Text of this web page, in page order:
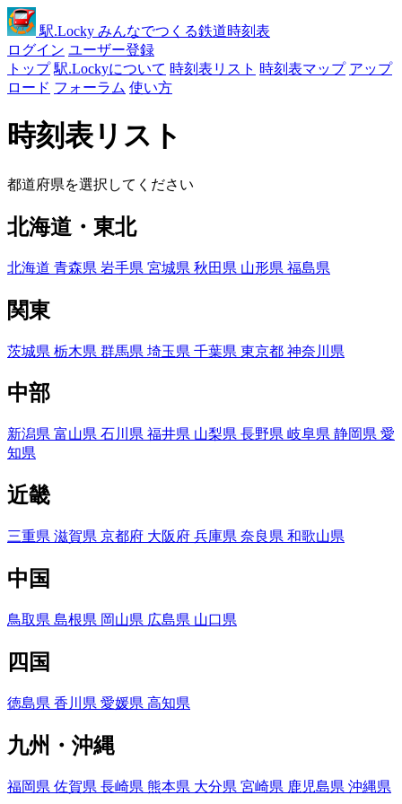
駅.Locky みんなでつくる鉄道時刻表
ログイン ユーザー登録
トップ 駅.Lockyについて 時刻表リスト 時刻表マップ アップ
ロード フォーラム 使い方
時刻表リスト
都道府県を選択してください
北海道・東北
北海道 青森県 岩手県 宮城県 秋田県 山形県 福島県
関東
茨城県 栃木県 群馬県 埼玉県 千葉県 東京都 神奈川県
中部
新潟県 富山県 石川県 福井県 山梨県 長野県 岐阜県 静岡県 愛
知県
近畿
三重県 滋賀県 京都府 大阪府 兵庫県 奈良県 和歌山県
中国
鳥取県 島根県 岡山県 広島県 山口県
四国
徳島県 香川県 愛媛県 高知県
九州・沖縄
福岡県 佐賀県 長崎県 熊本県 大分県 宮崎県 鹿児島県 沖縄県